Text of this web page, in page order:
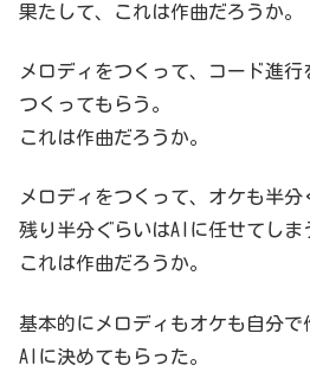
果たして、これは作曲だろうか。
メロディをつくって、コード進
つくってもらう。
これは作曲だろうか。
メロディをつくって、オケも半分
残り半分ぐらいはAIに任せてしま
これは作曲だろうか。
基本的にメロディもオケも自分
AIに決めてもらった。